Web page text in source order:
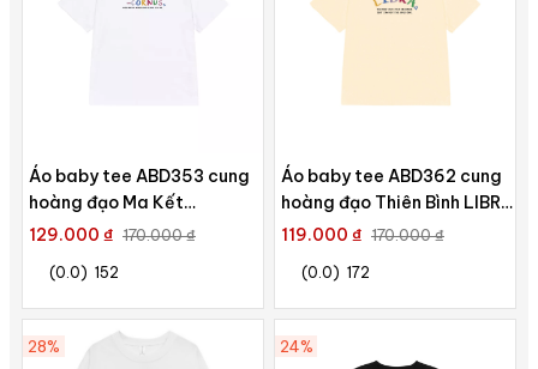
Áo baby tee ABD353 cung
hoàng đạo Ma Kết
CAPRICORNUS Miucho
typography
129.000 ₫ 170.000 ₫
(0.0) 152
Áo baby tee ABD362 cung
hoàng đạo Thiên Bình LIBRA
Miucho cotton cổ tròn in
119.000 ₫ 170.000 ₫
(0.0) 172
28% 24%